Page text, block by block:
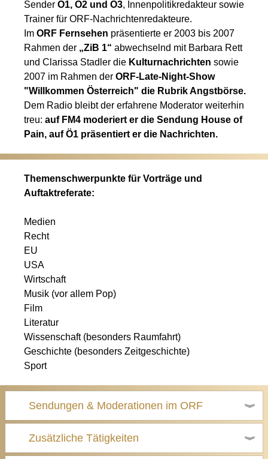
SenderÖ1,Ö2 undÖ3, Innenpolitikredakteur sowie
Trainer für ORF-Nachrichtenredakteure.
ImORF Fernsehen präsentierte er 2003 bis 2007
Rahmen der „ZiB 1“ abwechselnd mit Barbara Rett
und Clarissa Stadler die Kulturnachrichtensowie
2007 im Rahmen derORF-Late-Night-Show
"Willkommen Österreich" die Rubrik Angstbörse.
Dem Radio bleibt der erfahrene Moderator weiterhin
treu:auf FM4 moderiert er die Sendung House of
Pain, auf Ö1 präsentiert er die Nachrichten.
Themenschwerpunkte für Vorträge und
Auftaktreferate:
Medien
Recht
EU
USA
Wirtschaft
Musik (vor allem Pop)
Film
Literatur
Wissenschaft (besonders Raumfahrt)
Geschichte (besonders Zeitgeschichte)
Sport
Sendungen & Moderationen im ORF
Zusätzliche Tätigkeiten